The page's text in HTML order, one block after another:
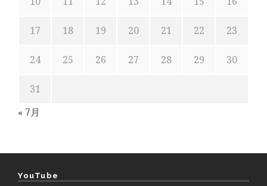
17 18 19 20 21 22 23
24 25 26 27 28 29 30
31
« 7月
YouTube